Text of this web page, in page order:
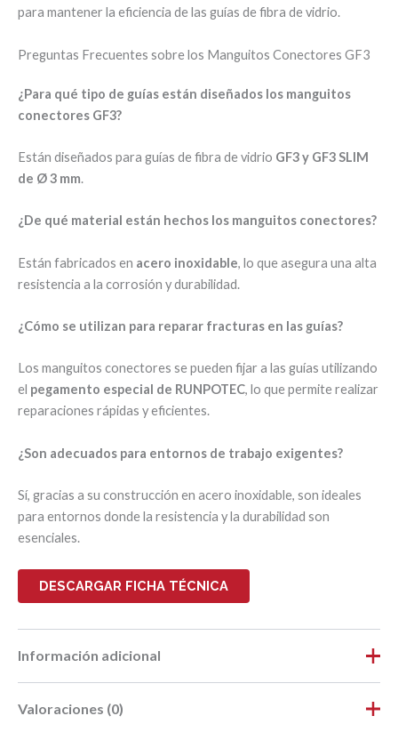
para mantener la eficiencia de las guías de fibra de vidrio.
Preguntas Frecuentes sobre los Manguitos Conectores GF3
¿Para qué tipo de guías están diseñados los manguitos
conectores GF3?
Están diseñados para guías de fibra de vidrio GF3 y GF3 SLIM
de Ø 3 mm.
¿De qué material están hechos los manguitos conectores?
Están fabricados en acero inoxidable, lo que asegura una alta
resistencia a la corrosión y durabilidad.
¿Cómo se utilizan para reparar fracturas en las guías?
Los manguitos conectores se pueden fijar a las guías utilizando
el pegamento especial de RUNPOTEC, lo que permite realizar
reparaciones rápidas y eficientes.
¿Son adecuados para entornos de trabajo exigentes?
Sí, gracias a su construcción en acero inoxidable, son ideales
para entornos donde la resistencia y la durabilidad son
esenciales.
DESCARGAR FICHA TÉCNICA
Información adicional
Peso
Valoraciones (0)